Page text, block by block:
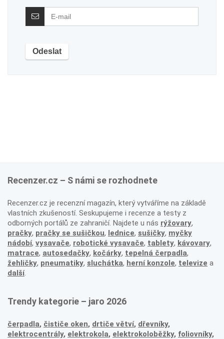
Recenzer.cz – S námi se rozhodnete
Recenzer.cz je recenzní magazín, který vytváříme na základě
vlastních zkušeností. Seskupujeme i recenze a testy z
odborných portálů ze zahraničí. Najdete u nás rýžovary,
pračky, pračky se sušičkou, lednice, sušičky, myčky
nádobí, vysavače, robotické vysavače, tablety, kávovary,
matrace, autosedačky, kočárky, tepelná čerpadla,
žehličky, pneumatiky, sluchátka, herní konzole, televize a
další.
Trendy kategorie – jaro 2026
čerpadla, čističe oken, drtiče větví, dřevníky,
elektrocentrály, elektrokola, elektrokoloběžky, foliovníky,